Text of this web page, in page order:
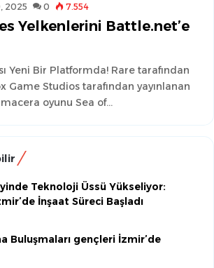
2025 0 7.554
Yelkenlerini Battle.net’e
Yeni Bir Platformda! Rare tarafından
Game Studios tarafından yayınlanan
oyunu Sea of…
Teknoloji Üssü Yükseliyor:
İnşaat Süreci Başladı
Buluşmaları gençleri İzmir’de